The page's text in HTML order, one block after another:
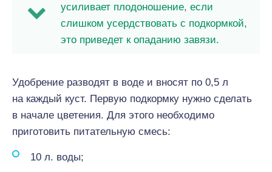
усиливает плодоношение, если
слишком усердствовать с подкормкой,
это приведет к опаданию завязи.
Удобрение разводят в воде и вносят по 0,5 л
на каждый куст. Первую подкормку нужно сделать
в начале цветения. Для этого необходимо
приготовить питательную смесь:
10 л. воды;